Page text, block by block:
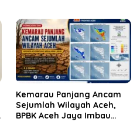
Kemarau Panjang Ancam
Sejumlah Wilayah Aceh,
BPBK Aceh Jaya Imbau